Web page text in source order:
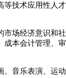
等技术应用性人
市场经济意识和
成本会计管理、
音乐表演、运